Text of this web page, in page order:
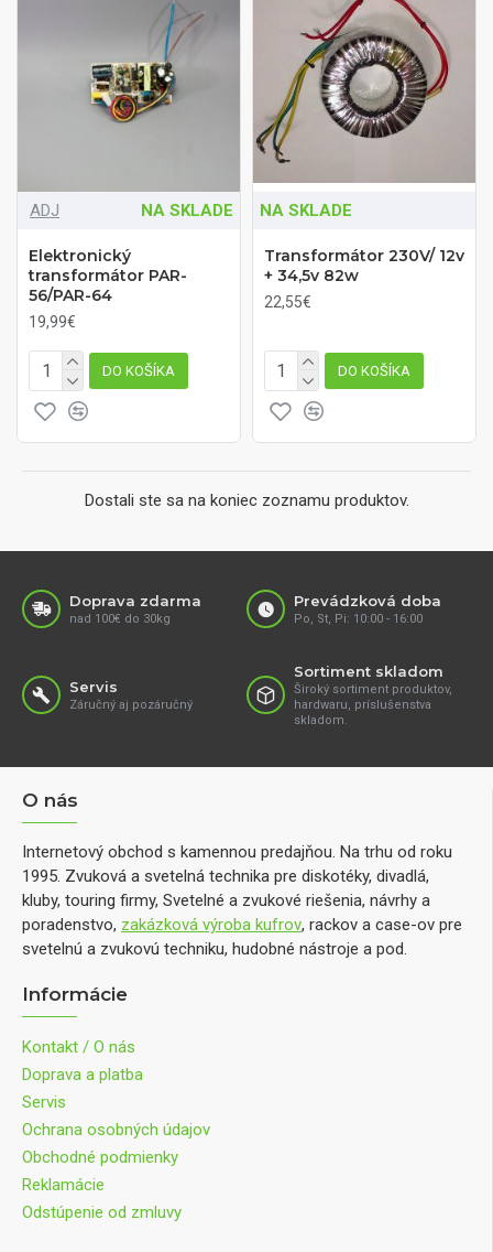
ADJ NA SKLADE
Elektronický
transformátor PAR-
56/PAR-64
19,99€
DO KOŠÍKA
NA SKLADE
Transformátor 230V/ 12v
+ 34,5v 82w
22,55€
DO KOŠÍKA
Dostali ste sa na koniec zoznamu produktov.
Doprava zdarma
nad 100€ do 30kg
Prevádzková doba
Po, St, Pi: 10:00 - 16:00
Servis
Záručný aj pozáručný
Sortiment skladom
Široký sortiment produktov,
hardwaru, príslušenstva
skladom.
O nás
Internetový obchod s kamennou predajňou. Na trhu od roku
1995. Zvuková a svetelná technika pre diskotéky, divadlá,
kluby, touring firmy, Svetelné a zvukové riešenia, návrhy a
poradenstvo, zakázková výroba kufrov, rackov a case-ov pre
svetelnú a zvukovú techniku, hudobné nástroje a pod.
Informácie
Kontakt / O nás
Doprava a platba
Servis
Ochrana osobných údajov
Obchodné podmienky
Reklamácie
Odstúpenie od zmluvy